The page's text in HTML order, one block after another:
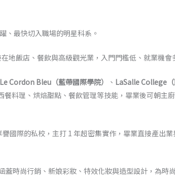
、最快切入職場的明星科系。
地飯店、餐飲與高級觀光業，入門門檻低、就業機會
Le Cordon Bleu（藍帶國際學院） 、 LaSalle College（
餐料理、烘焙甜點、餐飲管理等技能，畢業後可朝主
譽國際的私校，主打 1 年超密集實作，畢業直接產出
蓋時尚行銷、新娘彩妝、特效化妝與造型設計，為時